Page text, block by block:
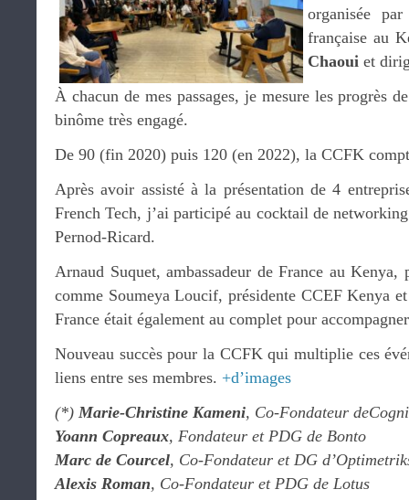
organisée
française au
Chaoui et
À chacun de mes passages, je mesure les progrès
binôme très engagé.
De 90 (fin 2020) puis 120 (en 2022), la CCFK
Après avoir assisté à la présentation de 4
French Tech, j’ai participé au cocktail de
Pernod-Ricard.
Arnaud Suquet, ambassadeur de France au Kenya,
comme Soumeya Loucif, présidente CCEF Kenya
France était également au complet pour
Nouveau succès pour la CCFK qui multiplie ces
liens entre ses membres. +d’images
(*) Marie-Christine Kameni, Co-Fondateur
Yoann Copreaux, Fondateur et PDG de Bonto
Marc de Courcel, Co-Fondateur et DG
Alexis Roman, Co-Fondateur et PDG de Lotus